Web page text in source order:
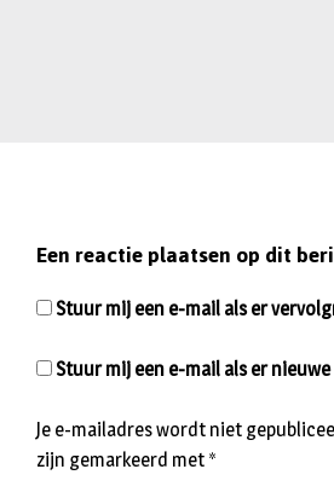
Een reactie plaatsen op dit
Je e-mailadres wordt niet
zijn gemarkeerd met *
Stuur mij een e-mail als er
Stuur mij een e-mail als er